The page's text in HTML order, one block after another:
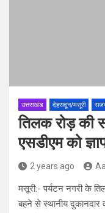
उत्तराखंड देहरादून/मसूरी
तिलक रोड़ की
एसडीएम को
2 years ago
मसूरी:- पर्यटन नगरी के
बहने से स्थानीय दुकानदार